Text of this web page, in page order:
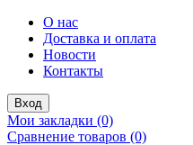
О нас
Доставка и оплата
Новости
Контакты
Вход
Мои закладки (0)
Сравнение товаров (0)